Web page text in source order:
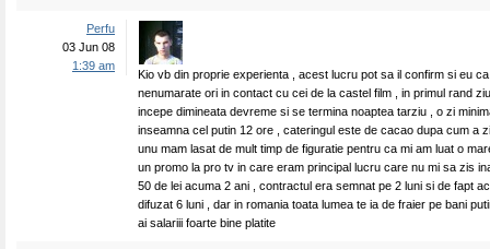
Perfu
03 Jun 08
1:39 am
Kio vb din proprie experienta , acest lucru pot sa il confirm si eu
nenumarate ori in contact cu cei de la castel film , in primul rand
incepe dimineata devreme si se termina noaptea tarziu , o zi
inseamna cel putin 12 ore , cateringul este de cacao dupa cum a
unu mam lasat de mult timp de figuratie pentru ca mi am luat o
un promo la pro tv in care eram principal lucru care nu mi sa zis
50 de lei acuma 2 ani , contractul era semnat pe 2 luni si de fapt
difuzat 6 luni , dar in romania toata lumea te ia de fraier pe bani
ai salariii foarte bine platite